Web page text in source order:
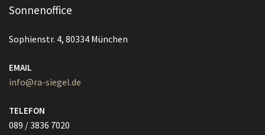
Sonnenoffice
Sophienstr. 4, 80334 München
EMAIL
info@ra-siegel.de
TELEFON
089 / 3836 7020